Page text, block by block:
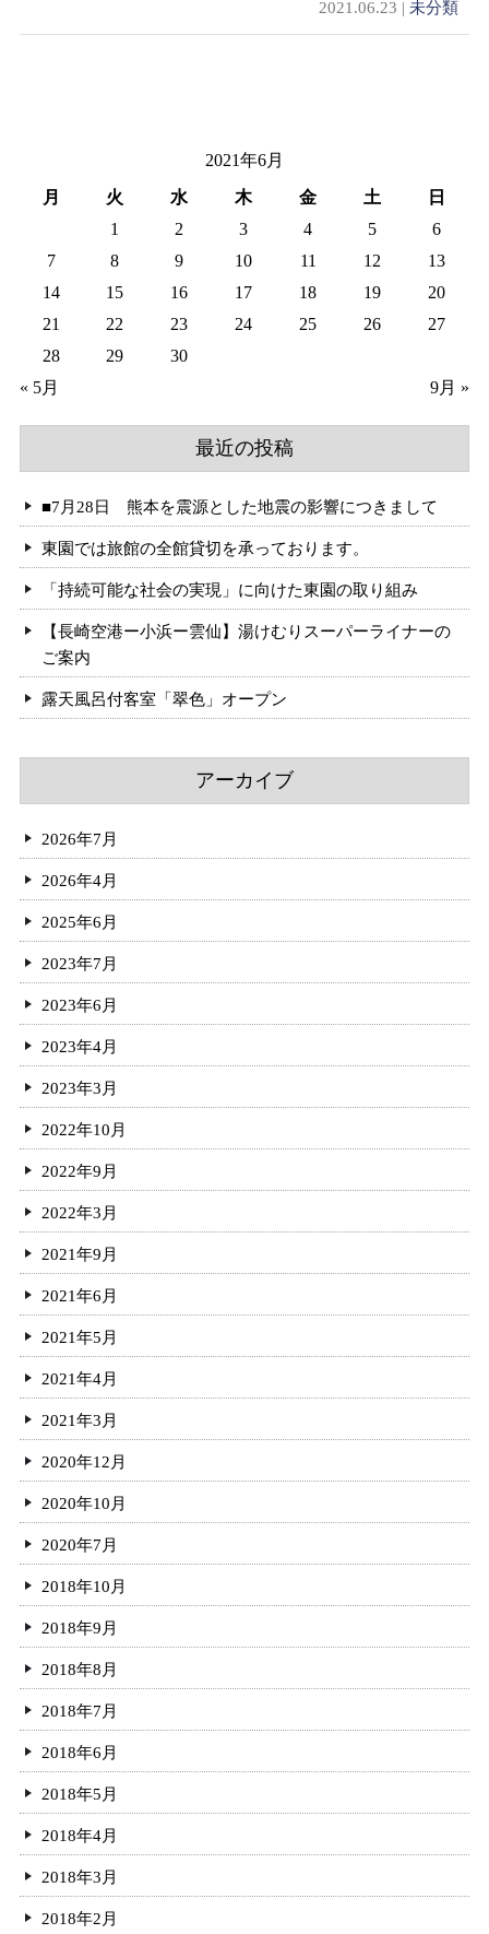
2021.06.23 |未分類
2021年6月
月
火 水 木 金 土
日
1
2 3 4 5
6
7
8 9 10 11 12
13
14
15 16 17 18 19
20
21
22 23 24 25 26
27
28
29
30
« 5月
9月 »
最近の投稿
■7月28日 熊本を震源とした地震の影響につきまして
東園では旅館の全館貸切を承っております。
「持続可能な社会の実現」に向けた東園の取り組み
【長崎空港ー小浜ー雲仙】湯けむりスーパーライナーの
ご案内
露天風呂付客室「翠色」オープン
アーカイブ
2026年7月
2026年4月
2025年6月
2023年7月
2023年6月
2023年4月
2023年3月
2022年10月
2022年9月
2022年3月
2021年9月
2021年6月
2021年5月
2021年4月
2021年3月
2020年12月
2020年10月
2020年7月
2018年10月
2018年9月
2018年8月
2018年7月
2018年6月
2018年5月
2018年4月
2018年3月
2018年2月